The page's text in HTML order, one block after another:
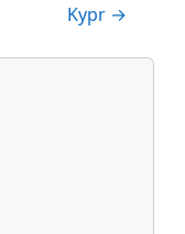
Kypr →